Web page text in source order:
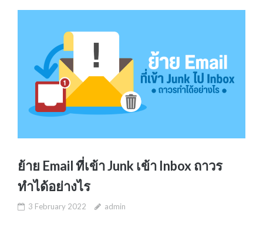
ย้าย Email ที่เข้า Junk เข้า Inbox ถาวร
ทำได้อย่างไร
3 February 2022 admin